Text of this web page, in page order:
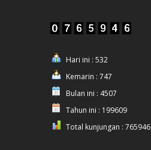
Hari ini : 532
Kemarin : 747
Bulan ini : 4507
Tahun ini : 199609
Total kunjungan : 765946